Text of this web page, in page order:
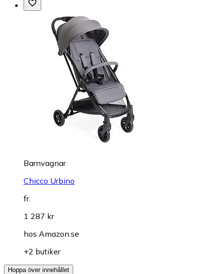
Barnvagnar
Chicco Urbino
fr.
1 287 kr
hos Amazon.se
+2 butiker
Hoppa över innehållet